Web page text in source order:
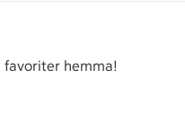
favoriter hemma!